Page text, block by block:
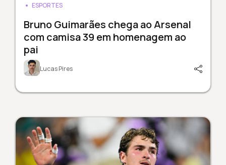
ESPORTES
Bruno Guimarães chega ao Arsenal
com camisa 39 em homenagem ao
pai
Lucas Pires